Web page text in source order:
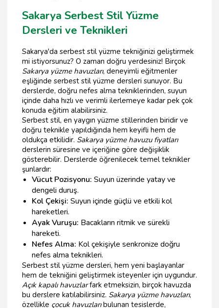
Sakarya Serbest Stil Yüzme
Dersleri ve Teknikleri
Sakarya'da serbest stil yüzme tekniğinizi geliştirmek
mi istiyorsunuz? O zaman doğru yerdesiniz! Birçok
Sakarya yüzme havuzları, deneyimli eğitmenler
eşliğinde serbest stil yüzme dersleri sunuyor. Bu
derslerde, doğru nefes alma tekniklerinden, suyun
içinde daha hızlı ve verimli ilerlemeye kadar pek çok
konuda eğitim alabilirsiniz.
Serbest stil, en yaygın yüzme stillerinden biridir ve
doğru teknikle yapıldığında hem keyifli hem de
oldukça etkilidir. Sakarya yüzme havuzu fiyatları
derslerin süresine ve içeriğine göre değişiklik
gösterebilir. Derslerde öğrenilecek temel teknikler
şunlardır:
Vücut Pozisyonu: Suyun üzerinde yatay ve
dengeli duruş.
Kol Çekişi: Suyun içinde güçlü ve etkili kol
hareketleri.
Ayak Vuruşu: Bacakların ritmik ve sürekli
hareketi.
Nefes Alma: Kol çekişiyle senkronize doğru
nefes alma teknikleri.
Serbest stil yüzme dersleri, hem yeni başlayanlar
hem de tekniğini geliştirmek isteyenler için uygundur.
Açık kapalı havuzlarfark etmeksizin, birçok havuzda
bu derslere katılabilirsiniz. Sakarya yüzme havuzları,
özellikle çocuk havuzlarıbulunan tesislerde,